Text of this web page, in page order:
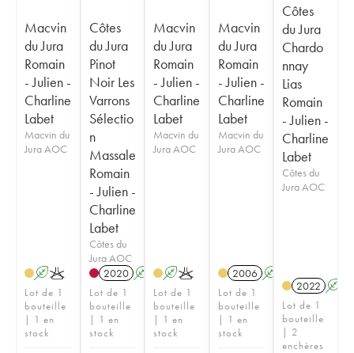
Macvin
du Jura
Romain
- Julien -
Charline
Labet
Macvin du
Jura AOC
AK
Lot de 1
bouteille
| 1 en
stock
Côtes
du Jura
Pinot
Noir Les
Varrons
Sélectio
n
Massale
Romain
- Julien -
Charline
Labet
Côtes du
Jura AOC
2020 A K
Lot de 1
bouteille
| 1 en
stock
Macvin
du Jura
Romain
- Julien -
Charline
Labet
Macvin du
Jura AOC
AK
Lot de 1
bouteille
| 1 en
stock
Macvin
du Jura
Romain
- Julien -
Charline
Labet
Macvin du
Jura AOC
2006 A
Lot de 1
bouteille
| 1 en
stock
Côtes
du Jura
Chardo
nnay
Lias
Romain
- Julien -
Charline
Labet
Côtes du
Jura AOC
2022 A
Lot de 1
bouteille
| 2
enchères